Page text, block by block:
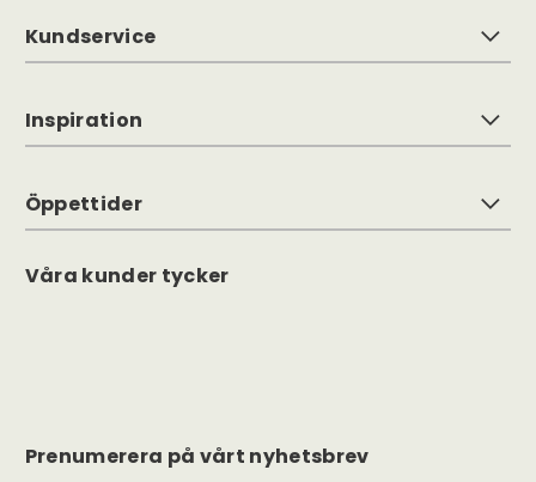
Kundservice
Inspiration
Öppettider
Våra kunder tycker
Prenumerera på vårt nyhetsbrev